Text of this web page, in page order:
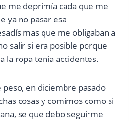
me deprimía cada que me
ya no pasar esa
que me obligaban a
salir si era posible porque
la ropa tenia accidentes.
peso, en diciembre pasado
cosas y comimos como si
se que debo seguirme